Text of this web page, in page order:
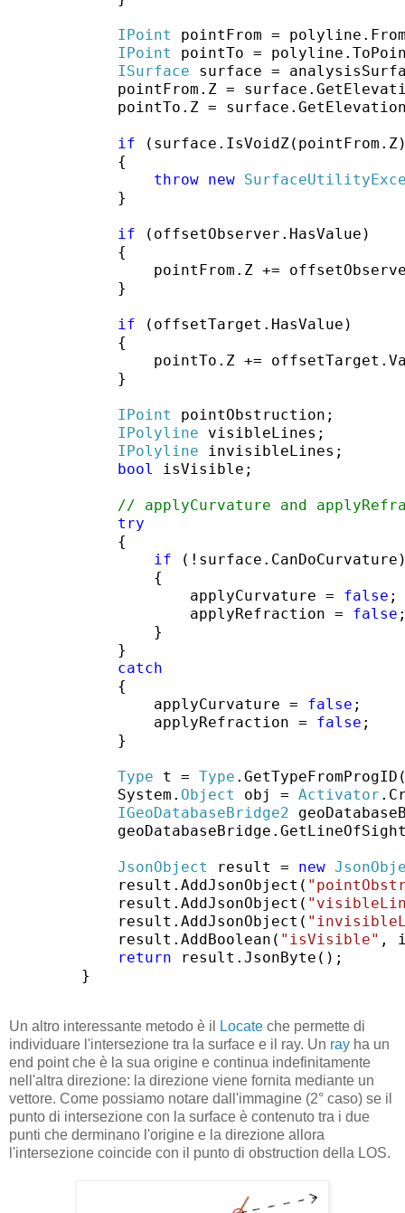
IPoint
pointFrom =
IPoint
pointTo =
ISurface surface =
pointFrom.Z =
pointTo.Z =
if
{
throw new
}
if (offsetObserver.HasValue)
{
pointFrom.Z +=
}
if (offsetTarget.HasValue)
{
pointTo.Z +=
}
IPoint
pointObstruction;
IPolyline visibleLines;
IPolyline invisibleLines;
bool
isVisible;
// applyCurvature and
try
{
if
{
applyCurvature = false ;
applyRefraction = false
}
}
catch
{
applyCurvature = false ;
applyRefraction = false ;
}
Type t = Type
System. Object obj = Activator
IGeoDatabaseBridge2
JsonObject result = new
result.AddJsonObject(
result.AddJsonObject(
result.AddJsonObject(
result.AddBoolean( "isVisible" ,
return result.JsonByte();
}
Un altro interessante metodo è il Locate che permette di
individuare l'intersezione tra la surface e il ray. Un ray ha un
end point che è la sua origine e continua indefinitamente
nell'altra direzione: la direzione viene fornita mediante un
vettore. Come possiamo notare dall'immagine (2° caso) se il
punto di intersezione con la surface è contenuto tra i due
punti che derminano l'origine e la direzione allora
l'intersezione coincide con il punto di obstruction della LOS.